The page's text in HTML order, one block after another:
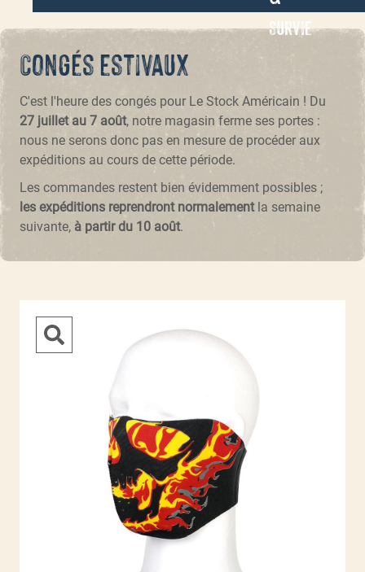
Survie
Congés estivaux
C'est l'heure des congés pour Le Stock Américain ! Du
27 juillet au 7 août, notre magasin ferme ses portes :
nous ne serons donc pas en mesure de procéder aux
expéditions au cours de cette période.
Les commandes restent bien évidemment possibles ;
les expéditions reprendront normalementla semaine
suivante, à partir du 10 août.